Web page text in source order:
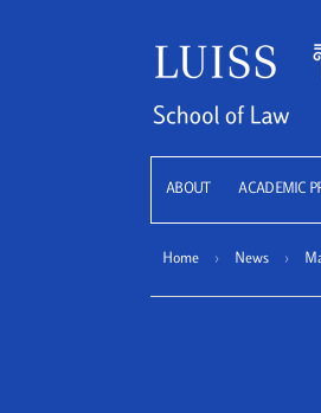
ABOUT ACADEMIC
Home › News ›